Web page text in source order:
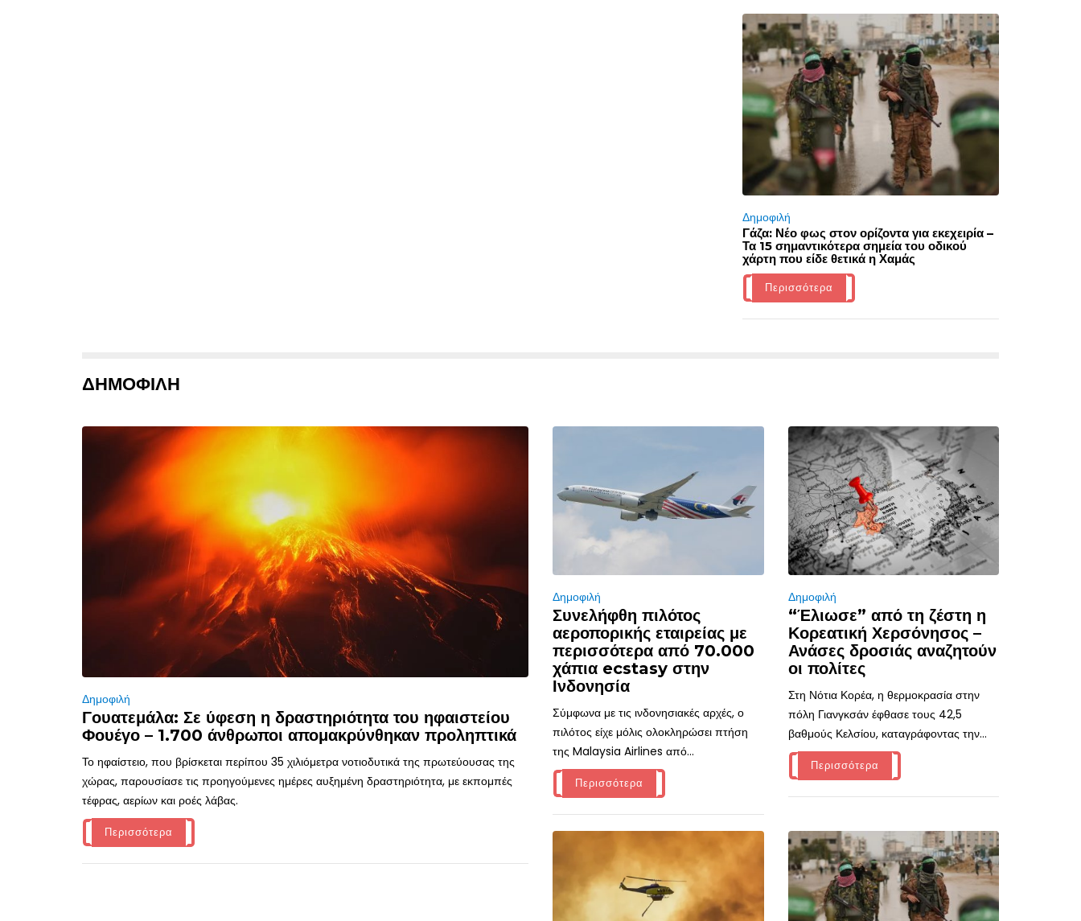
Δημοφιλή
Γάζα: Νέο φως στον ορίζοντα για εκεχειρία –
Τα 15 σημαντικότερα σημεία του οδικού
χάρτη που είδε θετικά η Χαμάς
Περισσότερα
ΔΗΜΟΦΙΛΗ
Δημοφιλή
Γουατεμάλα: Σε ύφεση η δραστηριότητα του ηφαιστείου
Φουέγο – 1.700 άνθρωποι απομακρύνθηκαν προληπτικά
Το ηφαίστειο, που βρίσκεται περίπου 35 χιλιόμετρα νοτιοδυτικά της πρωτεύουσας της
χώρας, παρουσίασε τις προηγούμενες ημέρες αυξημένη δραστηριότητα, με εκπομπές
τέφρας, αερίων και ροές λάβας.
Περισσότερα
Δημοφιλή
Συνελήφθη πιλότος
αεροπορικής εταιρείας με
περισσότερα από 70.000
χάπια ecstasy στην
Ινδονησία
Σύμφωνα με τις ινδονησιακές αρχές, ο
πιλότος είχε μόλις ολοκληρώσει πτήση
της Malaysia Airlines από...
Περισσότερα
Δημοφιλή
“Έλιωσε” από τη ζέστη η
Κορεατική Χερσόνησος –
Ανάσες δροσιάς αναζητούν
οι πολίτες
Στη Νότια Κορέα, η θερμοκρασία στην
πόλη Γιανγκσάν έφθασε τους 42,5
βαθμούς Κελσίου, καταγράφοντας την...
Περισσότερα